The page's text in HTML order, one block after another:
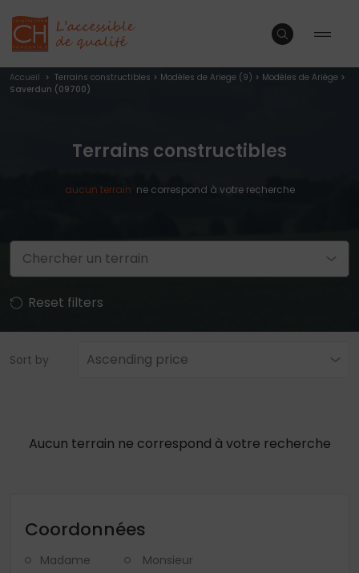
Accueil > Terrains constructibles > Modèles de Ariege (9) > Modèles de Ariège >
Saverdun (09700)
Terrains constructibles
aucun terrain ne correspond à votre recherche
Chercher un terrain
Reset filters
Sort by Ascending price
Aucun terrain ne correspond à votre recherche
Coordonnées
Madame
Monsieur